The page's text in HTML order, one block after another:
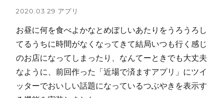
2020.03.29 アプリ
お昼に何を食べよかなとめぼしいあたりをうろうろし
てるうちに時間がなくなってきて結局いつも行く感じ
のお店になってしまったり、なんてーときでも大丈夫
なように、前回作った「近場で済ますアプリ」にツイ
ッターでおいしい話題になっているつぶやきを表示す